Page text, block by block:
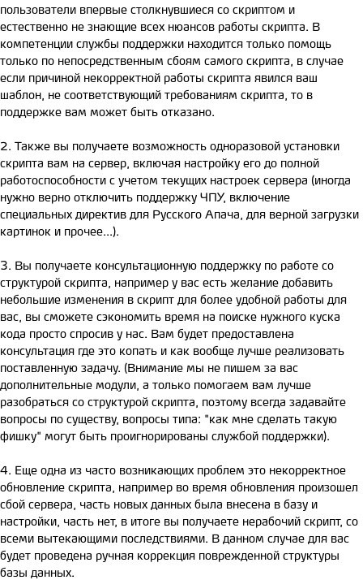
пользователи впервые столкнувшиеся со скриптом и
естественно не знающие всех нюансов работы скрипта. В
компетенции службы поддержки находится только помощь
только по непосредственным сбоям самого скрипта, в случае
если причиной некорректной работы скрипта явился ваш
шаблон, не соответствующий требованиям скрипта, то в
поддержке вам может быть отказано.
2. Также вы получаете возможность одноразовой установки
скрипта вам на сервер, включая настройку его до полной
работоспособности с учетом текущих настроек сервера (иногда
нужно верно отключить поддержку ЧПУ, включение
специальных директив для Русского Апача, для верной загрузки
картинок и прочее...).
3. Вы получаете консультационную поддержку по работе со
структурой скрипта, например у вас есть желание добавить
небольшие изменения в скрипт для более удобной работы для
вас, вы сможете сэкономить время на поиске нужного куска
кода просто спросив у нас. Вам будет предоставлена
консультация где это копать и как вообще лучше реализовать
поставленную задачу. (Внимание мы не пишем за вас
дополнительные модули, а только помогаем вам лучше
разобраться со структурой скрипта, поэтому всегда задавайте
вопросы по существу, вопросы типа: "как мне сделать такую
фишку" могут быть проигнорированы службой поддержки).
4. Еще одна из часто возникающих проблем это некорректное
обновление скрипта, например во время обновления произошел
сбой сервера, часть новых данных была внесена в базу и
настройки, часть нет, в итоге вы получаете нерабочий скрипт, со
всеми вытекающими последствиями. В данном случае для вас
будет проведена ручная коррекция поврежденной структуры
базы данных.